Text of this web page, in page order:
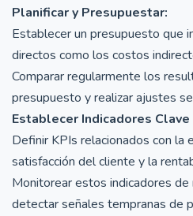
Planificar y Presupuestar:
Establecer un presupuesto que
directos como los costos
Comparar regularmente los
presupuesto y realizar ajustes
Establecer Indicadores
Definir KPIs relacionados con la
satisfacción del cliente y la
Monitorear estos indicadores de
detectar señales tempranas de